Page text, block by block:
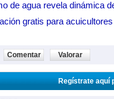
de agua revela dinámica
gratis para
Comentar Valorar
Regístrate aquí